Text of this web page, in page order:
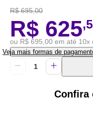
R$ 695,00
R$ 625
ou R$ 695,00 em até 10x
Veja mais formas de
Confira